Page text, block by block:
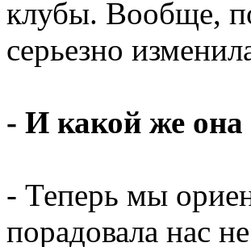
клубы. Вообще,
серьезно
- И какой же она
- Теперь мы
порадовала нас